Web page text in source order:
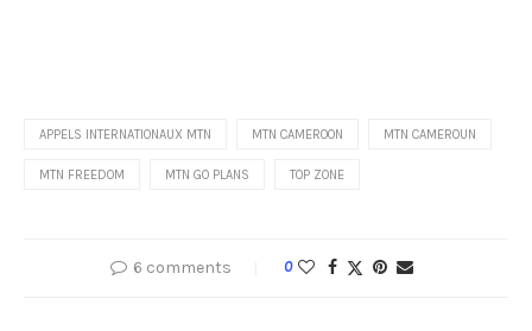
APPELS INTERNATIONAUX MTN MTN CAMEROON MTN CAMEROUN
MTN FREEDOM MTN GO PLANS TOP ZONE
6 comments 0